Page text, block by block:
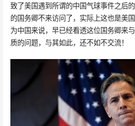
致了美国遇到所谓的中国气球事件之后
的国务卿不来访问了，实际上这也是美
为中国来说，早已经看透这位国务卿来
质的问题，与其如此，还不如不交流！